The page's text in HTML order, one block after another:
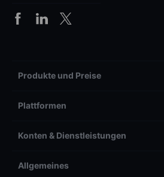
Produkte und Preise
Plattformen
Konten & Dienstleistungen
Allgemeines